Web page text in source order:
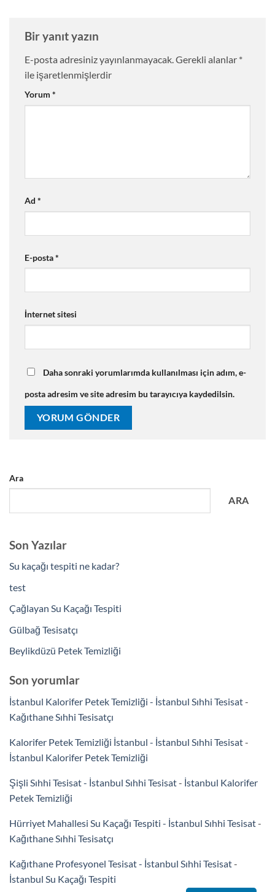
Bir yanıt yazın
E-posta adresiniz yayınlanmayacak.Gerekli alanlar *
ile işaretlenmişlerdir
Yorum *
Ad *
E-posta*
İnternet sitesi
Daha sonraki yorumlarımda kullanılması için adım, e-
posta adresim ve site adresim bu tarayıcıya kaydedilsin.
Ara
ARA
Son Yazılar
Su kaçağı tespiti ne kadar?
test
Çağlayan Su Kaçağı Tespiti
Gülbağ Tesisatçı
Beylikdüzü Petek Temizliği
Son yorumlar
İstanbul Kalorifer Petek Temizliği - İstanbul Sıhhi Tesisat-
Kağıthane Sıhhi Tesisatçı
Kalorifer Petek Temizliği İstanbul - İstanbul Sıhhi Tesisat-
İstanbul Kalorifer Petek Temizliği
Şişli Sıhhi Tesisat - İstanbul Sıhhi Tesisat- İstanbul Kalorifer
Petek Temizliği
Hürriyet Mahallesi Su Kaçağı Tespiti - İstanbul Sıhhi Tesisat-
Kağıthane Sıhhi Tesisatçı
Kağıthane Profesyonel Tesisat - İstanbul Sıhhi Tesisat-
İstanbul Su Kaçağı Tespiti